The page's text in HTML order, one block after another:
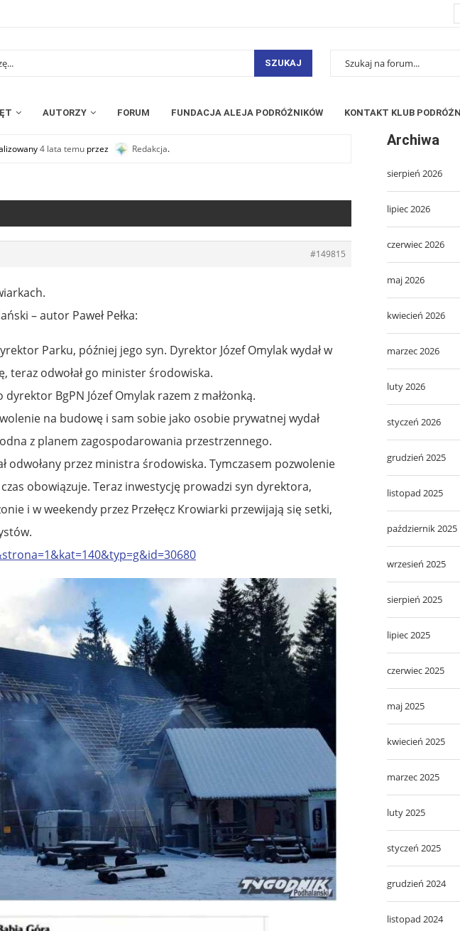
SZUKAJ
AUTORZY FORUM FUNDACJA ALEJA PODRÓŻNIKÓW KONTAKT KLUB
4 lata temu przez Redakcja.
#149815
– autor Paweł Pełka:
Parku, później jego syn. Dyrektor Józef Omylak wydał w
teraz odwołał go minister środowiska.
BgPN Józef Omylak razem z małżonką.
na budowę i sam sobie jako osobie prywatnej wydał
z planem zagospodarowania przestrzennego.
odwołany przez ministra środowiska. Tymczasem pozwolenie
obowiązuje. Teraz inwestycję prowadzi syn dyrektora,
i w weekendy przez Przełęcz Krowiarki przewijają się setki,
Archiwa
sierpień 2026
lipiec 2026
czerwiec 2026
maj 2026
kwiecień 2026
marzec 2026
luty 2026
styczeń 2026
grudzień 2025
listopad 2025
październik 2025
wrzesień 2025
sierpień 2025
lipiec 2025
czerwiec 2025
maj 2025
kwiecień 2025
marzec 2025
luty 2025
styczeń 2025
grudzień 2024
listopad 2024